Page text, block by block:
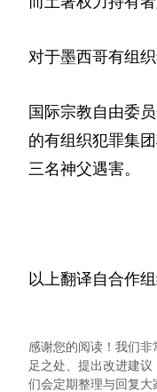
对于墨西哥有组
国际宗教自由委
的有组织犯罪集
三名神父遇害。
以上翻译自合作
感谢您的阅读！我们
足之处、提出改进建
们会定期整理与回复大